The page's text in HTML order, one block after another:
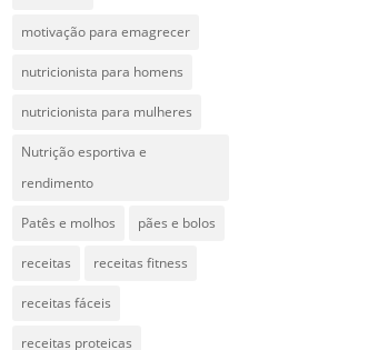
motivação para emagrecer
nutricionista para homens
nutricionista para mulheres
Nutrição esportiva e
rendimento
Patês e molhos pães e bolos
receitas receitas fitness
receitas fáceis
receitas proteicas